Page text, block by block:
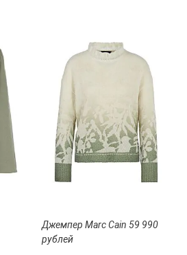
Джемпер Marc Cain 59 990
рублей